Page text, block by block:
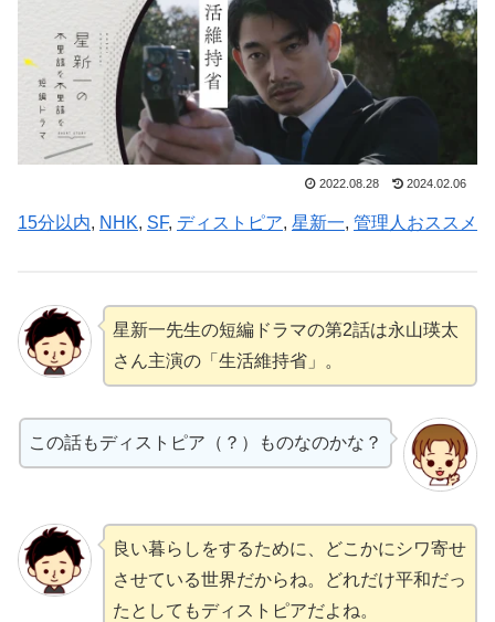
2022.08.28 2024.02.06
15分以内, NHK, SF, ディストピア, 星新一, 管理人おススメ
星新一先生の短編ドラマの第2話は永山瑛太
さん主演の「生活維持省」。
この話もディストピア（？）ものなのかな？
良い暮らしをするために、どこかにシワ寄せ
させている世界だからね。どれだけ平和だっ
たとしてもディストピアだよね。